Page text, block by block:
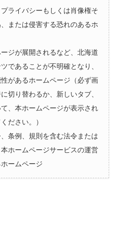
ライバシーもしくは肖像権そ
または侵害する恐れのあるホ
ジが展開されるなど、北海道
であることが不明確となり、
があるホームページ（必ず画
切り替わるか、新しいタブ、
、本ホームページが表示され
ださい。）
条例、規則を含む法令または
ホームページサービスの運営
ームページ